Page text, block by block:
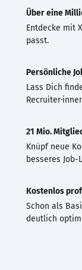
Über eine
Entdecke mit
passt.
Persönliche
Lass Dich
21 Mio.
Knüpf neue
besseres Job-
Kostenlos
Schon als
deutlich